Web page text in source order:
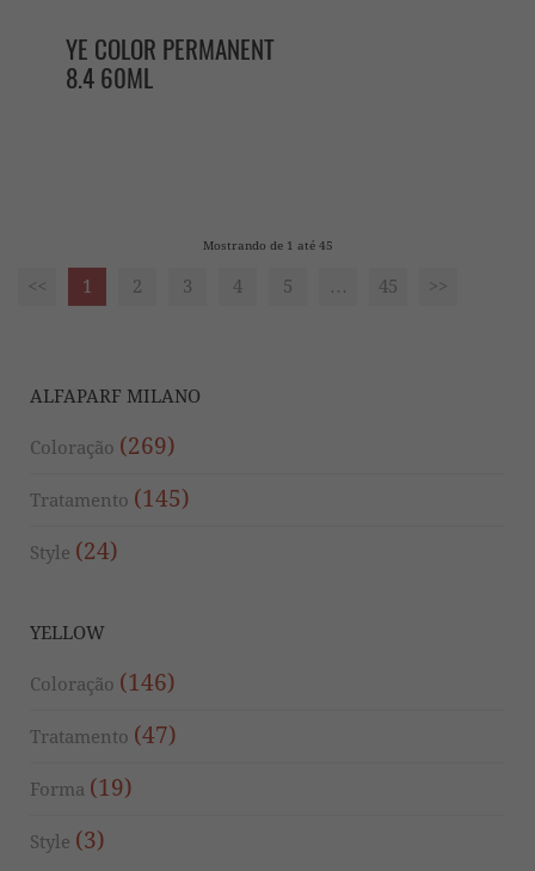
YE COLOR PERMANENT
8.4 60ML
Mostrando de 1 até 45
<< 1 2 3 4 5 … 45 >>
ALFAPARF MILANO
Coloração (269)
Tratamento (145)
Style (24)
YELLOW
Coloração (146)
Tratamento (47)
Forma (19)
Style (3)